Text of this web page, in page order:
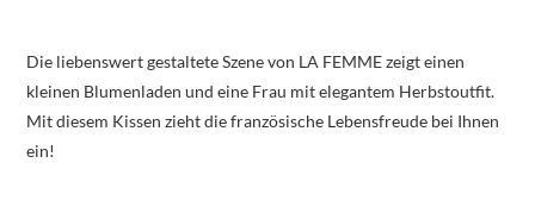
Die liebenswert gestaltete Szene von LA FEMME zeigt einen
kleinen Blumenladen und eine Frau mit elegantem Herbstoutfit.
Mit diesem Kissen zieht die französische Lebensfreude bei Ihnen
ein!